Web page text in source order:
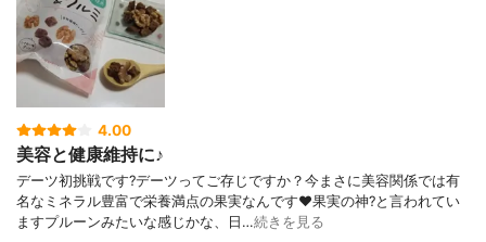
4.00
美容と健康維持に♪
デーツ初挑戦です?デーツってご存じですか？今まさに美容関係では有
名なミネラル豊富で栄養満点の果実なんです❤果実の神?と言われてい
ますプルーンみたいな感じかな、日…続きを見る